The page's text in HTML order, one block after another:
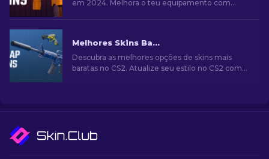
em 2024. Melhora o teu equipamento com
Melhores Skins Baratas no CS2 [2026]
Descubra as melhores opções de skins mais
baratas no CS2. Atualize seu estilo no CS2 com